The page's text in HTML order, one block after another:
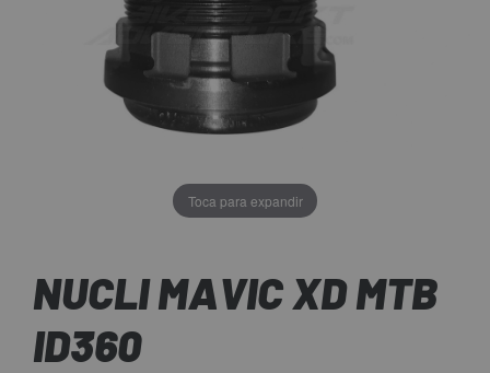
Toca para expandir
NUCLI MAVIC XD MTB
ID360